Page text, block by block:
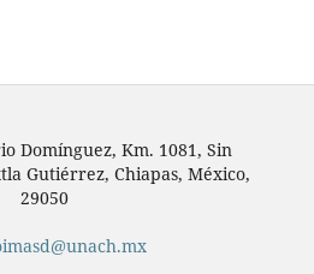
Domínguez, Km. 1081, Sin
Gutiérrez, Chiapas, México,
29050